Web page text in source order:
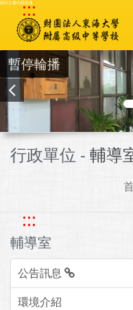
跳到主要內容區塊
:::
暫停輪播
行政單位 - 輔導
:::
輔導室
公告訊息
環境介紹